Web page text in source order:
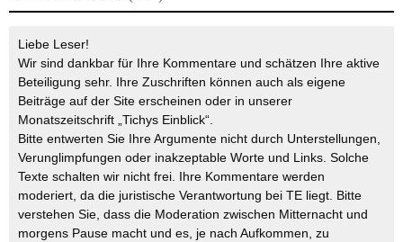
Liebe Leser!
Wir sind dankbar für Ihre Kommentare und schätzen Ihre aktive
Beteiligung sehr. Ihre Zuschriften können auch als eigene
Beiträge auf der Site erscheinen oder in unserer
Monatszeitschrift „Tichys Einblick“.
Bitte entwerten Sie Ihre Argumente nicht durch Unterstellungen,
Verunglimpfungen oder inakzeptable Worte und Links. Solche
Texte schalten wir nicht frei. Ihre Kommentare werden
moderiert, da die juristische Verantwortung bei TE liegt. Bitte
verstehen Sie, dass die Moderation zwischen Mitternacht und
morgens Pause macht und es, je nach Aufkommen, zu